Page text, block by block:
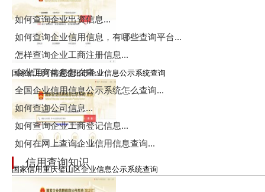
国家信用河南省濮阳市企业信息公示系统查询
国家信用重庆璧山区企业信息公示系统查询
如何查询企业出资信息...
如何查询企业信用信息，有哪些查询平台...
怎样查询企业工商注册信息...
企业工商信息怎么查...
全国企业信用信息公示系统怎么查询...
如何查询公司信息...
如何查询企业工商登记信息...
如何在网上查询企业信用信息查询...
信用查询知识